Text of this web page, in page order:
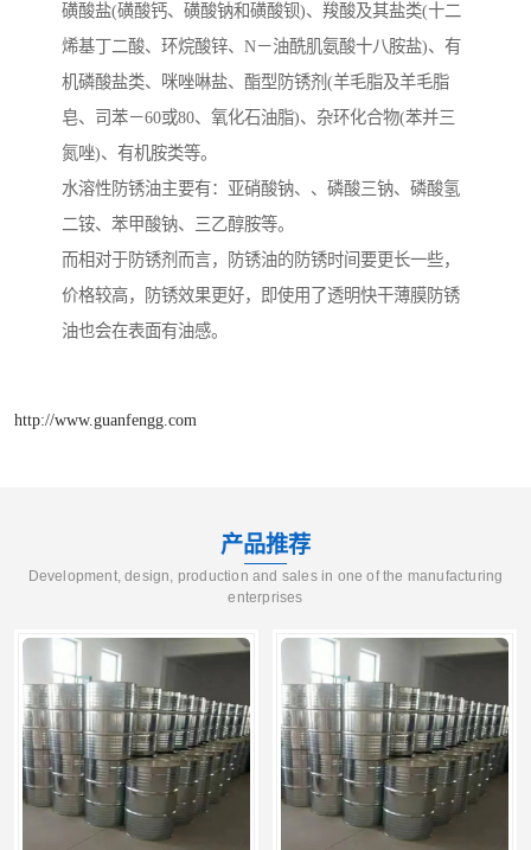
磺酸盐(磺酸钙、磺酸钠和磺酸钡)、羧酸及其盐类(十二
烯基丁二酸、环烷酸锌、N－油酰肌氨酸十八胺盐)、有
机磷酸盐类、咪唑啉盐、酯型防锈剂(羊毛脂及羊毛脂
皂、司苯－60或80、氧化石油脂)、杂环化合物(苯并三
氮唑)、有机胺类等。
水溶性防锈油主要有：亚硝酸钠、、磷酸三钠、磷酸氢
二铵、苯甲酸钠、三乙醇胺等。
而相对于防锈剂而言，防锈油的防锈时间要更长一些，
价格较高，防锈效果更好，即使用了透明快干薄膜防锈
油也会在表面有油感。
http://www.guanfengg.com
产品推荐
Development, design, production and sales in one of the manufacturing
enterprises